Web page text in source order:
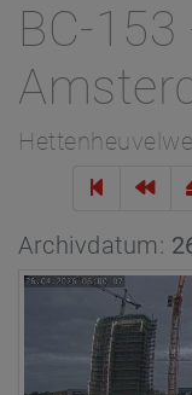
BC-153
Archivdatum: